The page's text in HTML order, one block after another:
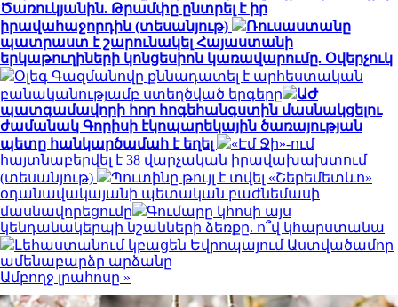
Ծառուկյանին. Թրամփը ընտրել է իր
իրավահաջորդին (տեսանյութ)
Ռուսաստանը
պատրաստ է շարունակել Հայաստանի
երկաթուղիների կոնցեսիոն կառավարումը. Օվերչուկ
Օլեգ Գազմանովը քննադատել է արհեստական
բանականությամբ ստեղծված երգերը
ԱԺ
պատգամավորի հոր հոգեհանգստին մասնակցելու
ժամանակ Գորիսի էկոպարեկային ծառայության
պետը հանկարծամահ է եղել
«Էմ Ջի»-ում
հայտնաբերվել է 38 վարչական իրավախախտում
(տեսանյութ)
Պուտինը թույլ է տվել «Շերեմետևո»
օդանավակայանի պետական բաժնեմասի
մասնավորեցումը
Գումարը կհոսի այս
կենդանակերպի նշանների ձեռքը. ո՞վ կհարստանա
Լեհաստանում կբացեն Եվրոպայում Աստվածամոր
ամենաբարձր արձանը
Ամբողջ լրահոսը »